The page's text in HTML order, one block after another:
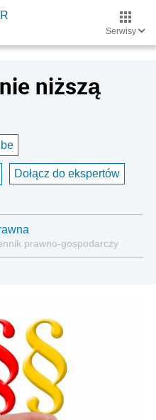
Serwisy
niższą
Dołącz do ekspertów
prawno-gospodarczy